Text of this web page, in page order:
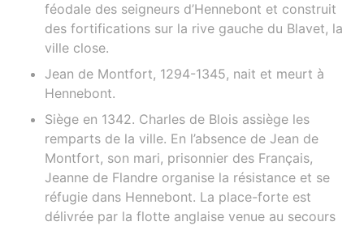
féodale des seigneurs d’Hennebont et construit
des fortifications sur la rive gauche du Blavet, la
ville close.
Jean de Montfort, 1294-1345, nait et meurt à
Hennebont.
Siège en 1342. Charles de Blois assiège les
remparts de la ville. En l’absence de Jean de
Montfort, son mari, prisonnier des Français,
Jeanne de Flandre organise la résistance et se
réfugie dans Hennebont. La place-forte est
délivrée par la flotte anglaise venue au secours